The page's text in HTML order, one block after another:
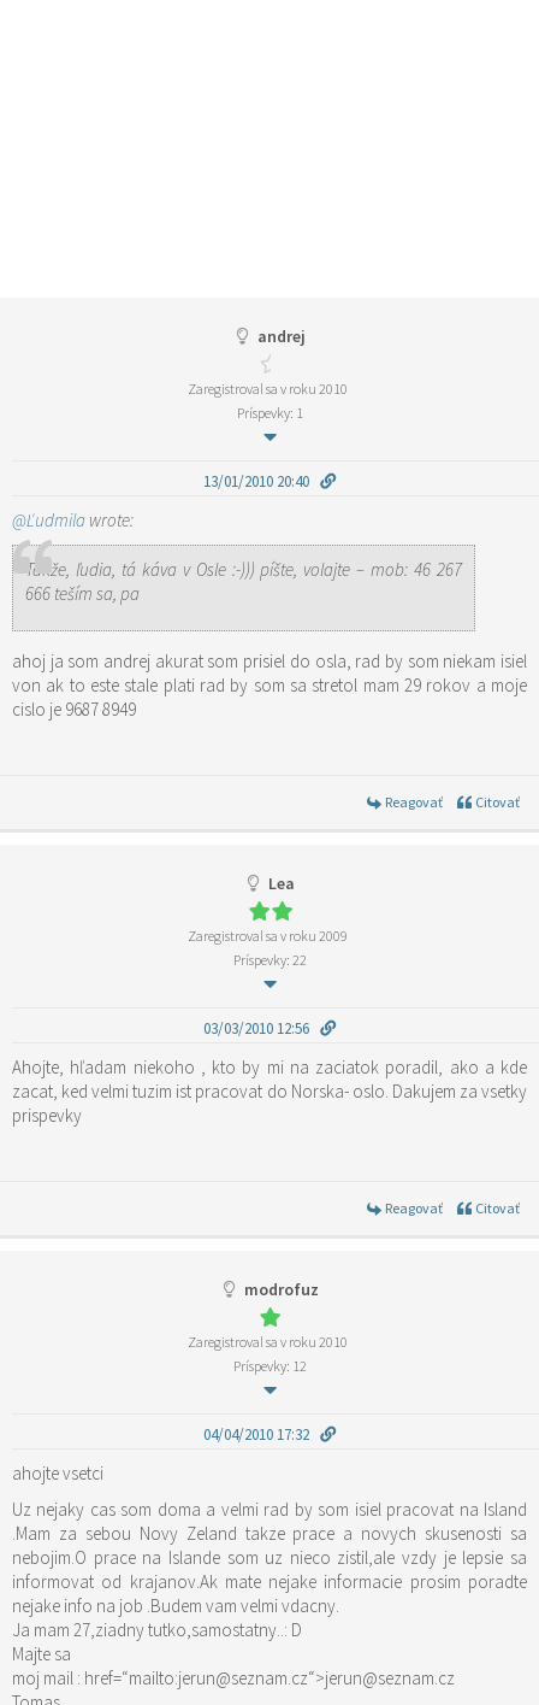
andrej
Zaregistroval sa v roku 2010
Príspevky: 1
13/01/2010 20:40
@Ľudmila wrote:
Takže, ľudia, tá káva v Osle :-))) píšte, volajte – mob: 46 267
666 teším sa, pa
ahoj ja som andrej akurat som prisiel do osla, rad by som niekam isiel
von ak to este stale plati rad by som sa stretol mam 29 rokov a moje
cislo je 9687 8949
Reagovať Citovať
Lea
Zaregistroval sa v roku 2009
Príspevky: 22
03/03/2010 12:56
Ahojte, hľadam niekoho , kto by mi na zaciatok poradil, ako a kde
zacat, ked velmi tuzim ist pracovat do Norska- oslo. Dakujem za vsetky
prispevky
Reagovať Citovať
modrofuz
Zaregistroval sa v roku 2010
Príspevky: 12
04/04/2010 17:32
ahojte vsetci
Uz nejaky cas som doma a velmi rad by som isiel pracovat na Island
.Mam za sebou Novy Zeland takze prace a novych skusenosti sa
nebojim.O prace na Islande som uz nieco zistil,ale vzdy je lepsie sa
informovat od krajanov.Ak mate nejake informacie prosim poradte
nejake info na job .Budem vam velmi vdacny.
Ja mam 27,ziadny tutko,samostatny..: D
Majte sa
moj mail : href=“mailto:jerun@seznam.cz“>jerun@seznam.cz